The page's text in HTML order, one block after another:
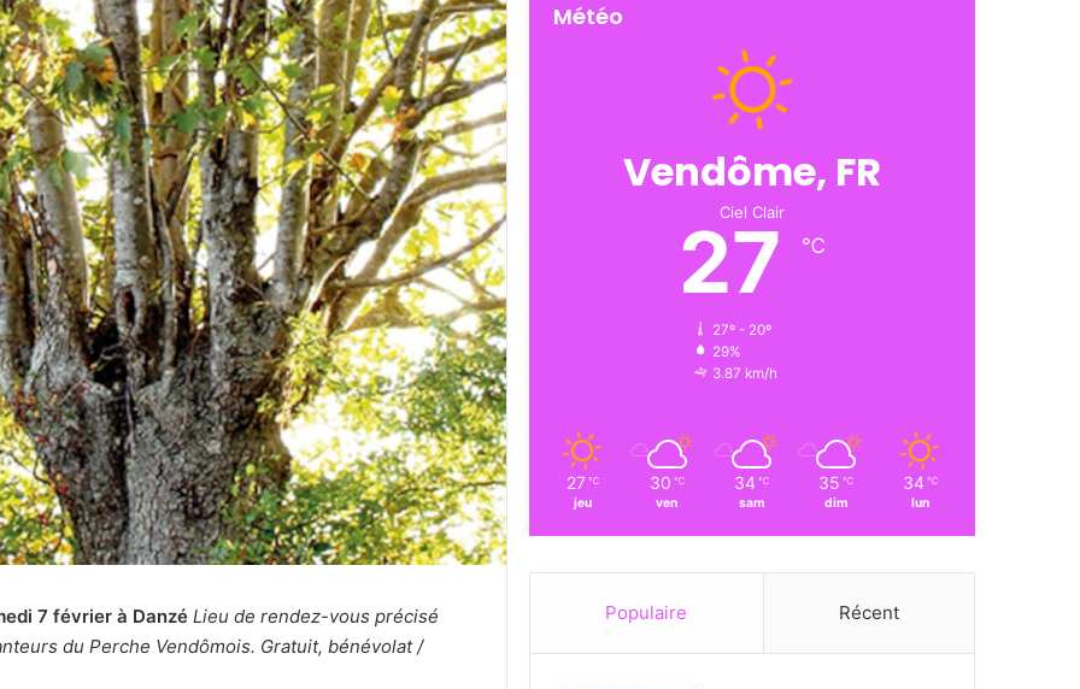
7 février à Danzé Lieu de rendez-vous précisé
du Perche Vendômois. Gratuit, bénévolat /
Météo
Vendôme, FR
Ciel Clair
27 ℃
27º - 20º
29%
3.87 km/h
27 ℃
jeu
30 ℃
ven
34 ℃
sam
35 ℃
dim
34 ℃
lun
Populaire Récent